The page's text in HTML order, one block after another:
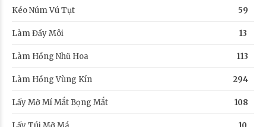
Kéo Núm Vú Tụt 59
Làm Đầy Môi 13
Làm Hồng Nhũ Hoa 113
Làm Hồng Vùng Kín 294
Lấy Mỡ Mí Mắt Bọng Mắt 108